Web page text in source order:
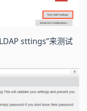
sttings”来测试